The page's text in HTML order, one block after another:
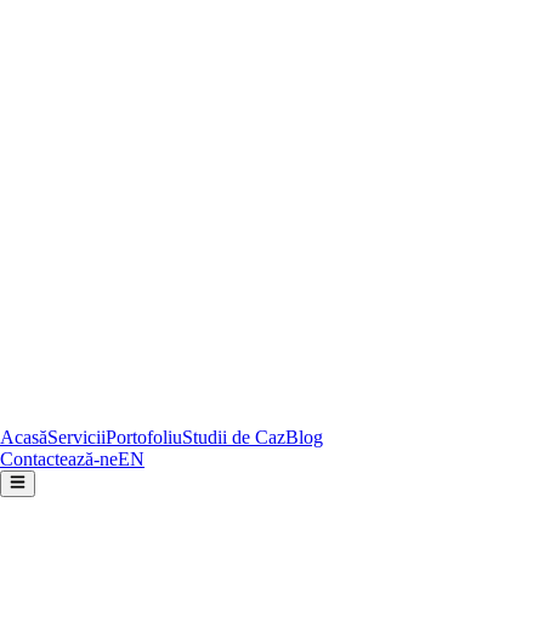
AcasăServiciiPortofoliuStudii de CazBlog
Contactează-neEN